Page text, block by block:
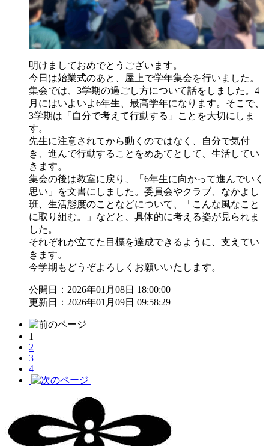
明けましておめでとうございます。
今日は始業式のあと、屋上で学年集会を行いました。
集会では、3学期の過ごし方について話をしました。4
月にはいよいよ6年生、最高学年になります。そこで、
3学期は「自分で考えて行動する」ことを大切にしま
す。
先生に注意されてから動くのではなく、自分で気付
き、進んで行動することをめあてとして、生活してい
きます。
集会の後は教室に戻り、「6年生に向かって進んでいく
思い」を文書にしました。委員会やクラブ、なかよし
班、生活態度のことなどについて、「こんな風なこと
に取り組む。」などと、具体的に考える姿が見られま
した。
それぞれが立てた目標を達成できるように、支えてい
きます。
今学期もどうぞよろしくお願いいたします。
公開日：2026年01月08日 18:00:00
更新日：2026年01月09日 09:58:29
1
2
3
4